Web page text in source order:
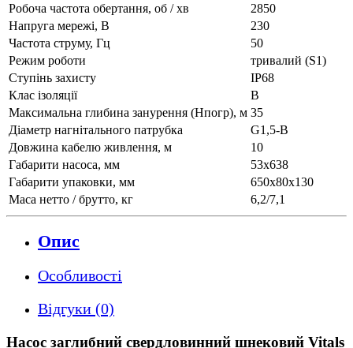
Робоча частота обертання, об / хв
2850
Напруга мережі, В
230
Частота струму, Гц
50
Режим роботи
тривалий (S1)
Ступінь захисту
IP68
Клас ізоляції
В
Максимальна глибина занурення (Нпогр), м 35
Діаметр нагнітального патрубка
G1,5-B
Довжина кабелю живлення, м
10
Габарити насоса, мм
53x638
Габарити упаковки, мм
650х80х130
Маса нетто / брутто, кг
6,2/7,1
Опис
Особливості
Відгуки (0)
Насос заглибний свердловинний шнековий Vitals